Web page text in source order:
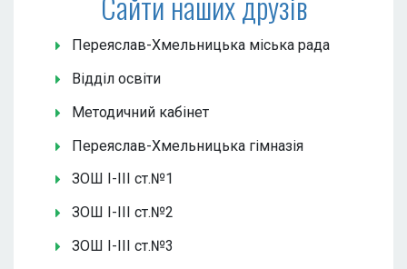
Переяслав-Хмельницька міська рада
Відділ освіти
Методичний кабінет
Переяслав-Хмельницька гімназія
ЗОШ І-ІІІ ст.№1
ЗОШ І-ІІІ ст.№2
ЗОШ І-ІІІ ст.№3